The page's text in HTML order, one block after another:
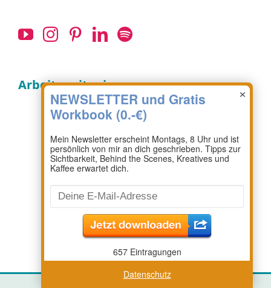
Arbeite mit mir: ×
Datenschutz